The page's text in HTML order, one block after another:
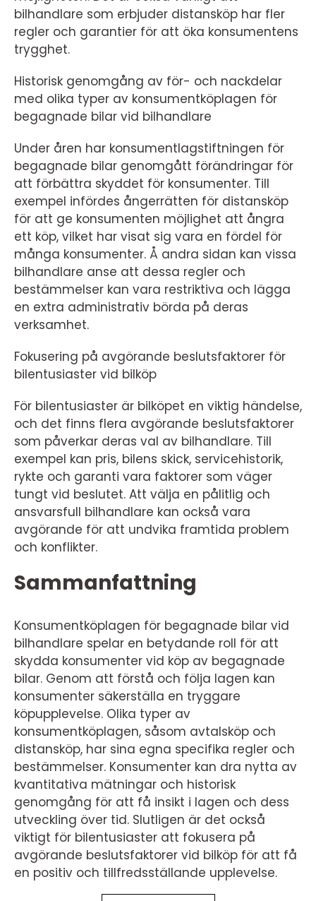
bilhandlare som erbjuder distansköp har fler
regler och garantier för att öka konsumentens
trygghet.
Historisk genomgång av för- och nackdelar
med olika typer av konsumentköplagen för
begagnade bilar vid bilhandlare
Under åren har konsumentlagstiftningen för
begagnade bilar genomgått förändringar för
att förbättra skyddet för konsumenter. Till
exempel infördes ångerrätten för distansköp
för att ge konsumenten möjlighet att ångra
ett köp, vilket har visat sig vara en fördel för
många konsumenter. Å andra sidan kan vissa
bilhandlare anse att dessa regler och
bestämmelser kan vara restriktiva och lägga
en extra administrativ börda på deras
verksamhet.
Fokusering på avgörande beslutsfaktorer för
bilentusiaster vid bilköp
För bilentusiaster är bilköpet en viktig händelse,
och det finns flera avgörande beslutsfaktorer
som påverkar deras val av bilhandlare. Till
exempel kan pris, bilens skick, servicehistorik,
rykte och garanti vara faktorer som väger
tungt vid beslutet. Att välja en pålitlig och
ansvarsfull bilhandlare kan också vara
avgörande för att undvika framtida problem
och konflikter.
Sammanfattning
Konsumentköplagen för begagnade bilar vid
bilhandlare spelar en betydande roll för att
skydda konsumenter vid köp av begagnade
bilar. Genom att förstå och följa lagen kan
konsumenter säkerställa en tryggare
köpupplevelse. Olika typer av
konsumentköplagen, såsom avtalsköp och
distansköp, har sina egna specifika regler och
bestämmelser. Konsumenter kan dra nytta av
kvantitativa mätningar och historisk
genomgång för att få insikt i lagen och dess
utveckling över tid. Slutligen är det också
viktigt för bilentusiaster att fokusera på
avgörande beslutsfaktorer vid bilköp för att få
en positiv och tillfredsställande upplevelse.